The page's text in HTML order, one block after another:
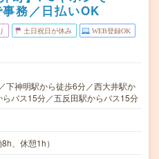
務／日払いOK
土日祝日が休み WEB登録OK
下神明駅から徒歩6分／西大井駅か
バス15分／五反田駅からバス15分
、休憩1h）